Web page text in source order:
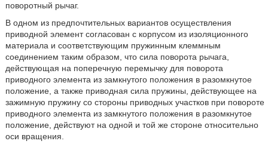
поворотный рычаг.
В одном из предпочтительных вариантов осуществления
приводной элемент согласован с корпусом из изоляционного
материала и соответствующим пружинным клеммным
соединением таким образом, что сила поворота рычага,
действующая на поперечную перемычку для поворота
приводного элемента из замкнутого положения в разомкнутое
положение, а также приводная сила пружины, действующее на
зажимную пружину со стороны приводных участков при повороте
приводного элемента из замкнутого положения в разомкнутое
положение, действуют на одной и той же стороне относительно
оси вращения.